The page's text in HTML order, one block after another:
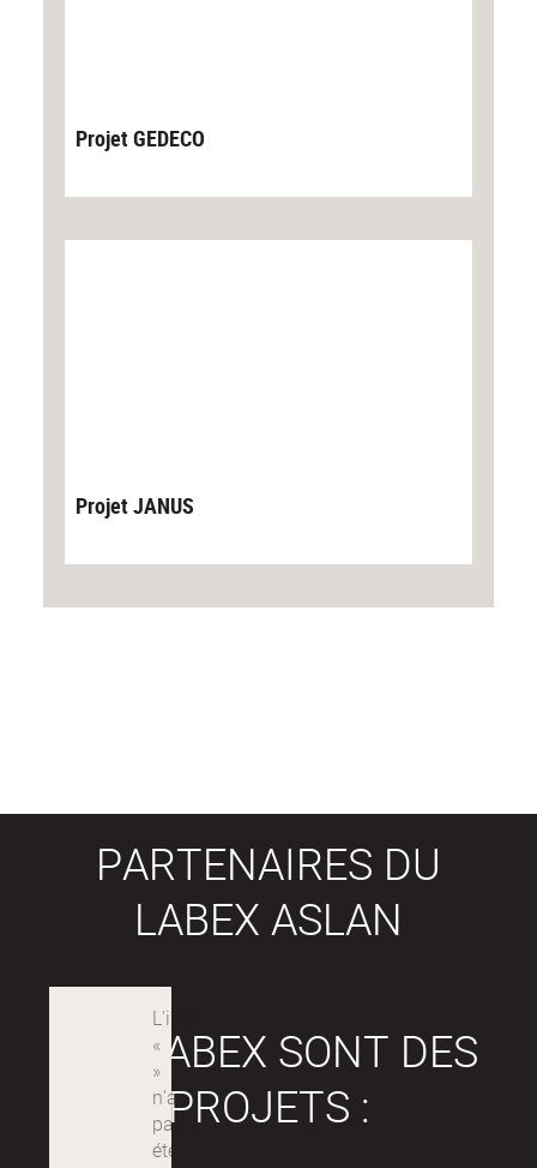
Projet GEDECO
Projet JANUS
PARTENAIRES DU
LABEX ASLAN
LES LABEX SONT DES
PROJETS :